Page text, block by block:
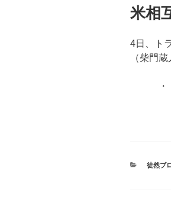
稿
日:
米相
4日、ト
（柴門
・ト
東
カ
徒然ブ